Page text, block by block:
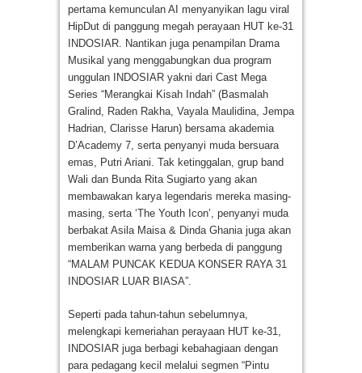
pertama kemunculan AI menyanyikan lagu viral
HipDut di panggung megah perayaan HUT ke-31
INDOSIAR. Nantikan juga penampilan Drama
Musikal yang menggabungkan dua program
unggulan INDOSIAR yakni dari Cast Mega
Series “Merangkai Kisah Indah” (Basmalah
Gralind, Raden Rakha, Vayala Maulidina, Jempa
Hadrian, Clarisse Harun) bersama akademia
D’Academy 7, serta penyanyi muda bersuara
emas, Putri Ariani. Tak ketinggalan, grup band
Wali dan Bunda Rita Sugiarto yang akan
membawakan karya legendaris mereka masing-
masing, serta ‘The Youth Icon’, penyanyi muda
berbakat Asila Maisa & Dinda Ghania juga akan
memberikan warna yang berbeda di panggung
“MALAM PUNCAK KEDUA KONSER RAYA 31
INDOSIAR LUAR BIASA”.
Seperti pada tahun-tahun sebelumnya,
melengkapi kemeriahan perayaan HUT ke-31,
INDOSIAR juga berbagi kebahagiaan dengan
para pedagang kecil melalui segmen “Pintu